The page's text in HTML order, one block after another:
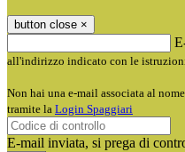
button close ×
all'indirizzo indicato con le
Non hai una e-mail associata al
tramite la Login Spaggiari
E-mail inviata, si prega di